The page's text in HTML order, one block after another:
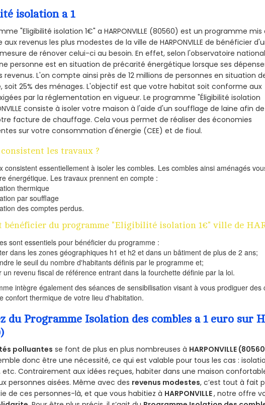
isolation a 1
"Eligibilité isolation 1€" a HARPONVILLE (80560) est un programme
revenus les plus modestes de la ville de HARPONVILLE de bénéficier
de rénover celui-ci au besoin. En effet, selon l'observatoire
personne est en situation de précarité énergétique lorsque ses
revenus. L'on compte ainsi près de 12 millions de personnes en situation
soit 25% des ménages.L'objectif est que votre habitat soit conforme aux
par la réglementation en vigueur. Le programme "Éligibilité isolation
consiste à isoler votre maison à l'aide d'un soufflage de laine afin de
facture de chauffage. Cela vous permet de réaliser des économies
sur votre consommation d'énergie (CEE) et de fioul.
les travaux ?
consistent essentiellement à isoler les combles. Les combles ainsi aménagés
énergétique. Les travaux prennent en compte :
thermique
par soufflage
des comptes perdus.
bénéficier du programme "Eligibilité isolation 1€" ville de
sont essentiels pour bénéficier du programme :
dans les zones géographiques h1 et h2 et dans un bâtiment de plus de 2 ans;
le seuil du nombre d'habitants définis par le programme et;
un revenu fiscal de référence entrant dans la fourchette définie par la loi.
intègre également des séances de sensibilisation visant à vous prodiguer des
confort thermique de votre lieu d'habitation.
du Programme Isolation des combles a 1 euro sur
polluantes se font de plus en plus nombreuses à HARPONVILLE
donc être une nécessité, ce qui est valable pour tous les cas :
etc. Contrairement aux idées reçues, habiter dans une maison
personnes aisées. Même avec des revenus modestes, c’est tout à fait
de ces personnes-là, et que vous habitiez à HARPONVILLE, notre offre